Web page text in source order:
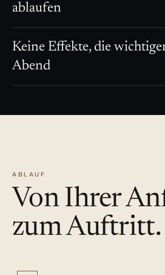
ablaufen
Keine Effekte, die
Abend
ABLAUF
Von Ihrer
zum Auftritt.